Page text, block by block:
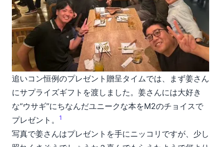
追いコン恒例のプレゼント贈呈タイムでは、まず姜さん
にサプライズギフトを渡しました。姜さんには大好き
な“ウサギ”にちなんだユニークな本をM2のチョイスで
プレゼント。
1
写真で姜さんはプレゼントを手にニッコリですが、少し